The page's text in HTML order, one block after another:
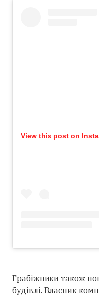
View this post on
Грабіжники також
будівлі. Власник